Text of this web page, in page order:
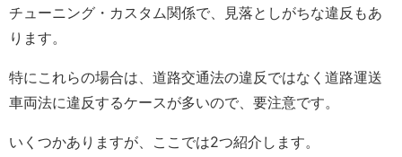
チューニング・カスタム関係で、見落としがちな違反もあ
ります。
特にこれらの場合は、道路交通法の違反ではなく道路運送
車両法に違反するケースが多いので、要注意です。
いくつかありますが、ここでは2つ紹介します。